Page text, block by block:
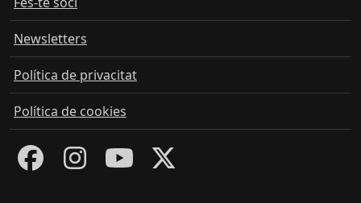
Newsletters
Política de privacitat
Política de cookies